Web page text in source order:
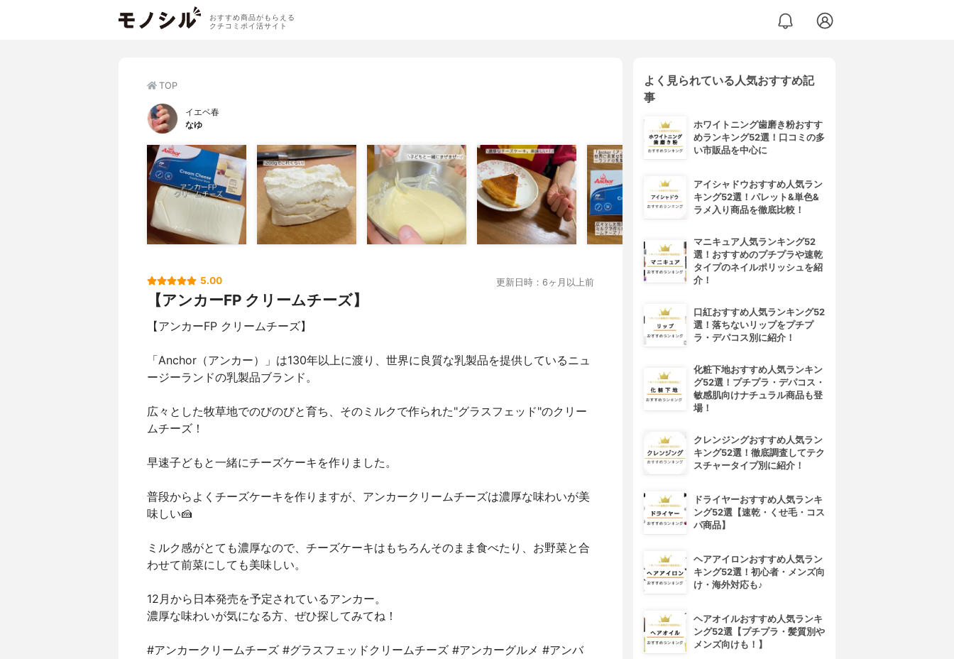
おすすめ商品がもらえる
クチコミポイ活サイト
TOP
イエベ春
なゆ
5.00 更新日時：6ヶ月以上前
【アンカーFP クリームチーズ】
【アンカーFP クリームチーズ】
「Anchor（アンカー）」は130年以上に渡り、世界に良質な乳製品を提供しているニュ
ージーランドの乳製品ブランド。
広々とした牧草地でのびのびと育ち、そのミルクで作られた"グラスフェッド"のクリー
ムチーズ！
早速子どもと一緒にチーズケーキを作りました。
普段からよくチーズケーキを作りますが、アンカークリームチーズは濃厚な味わいが美
味しい🍰
ミルク感がとても濃厚なので、チーズケーキはもちろんそのまま食べたり、お野菜と合
わせて前菜にしても美味しい。
12月から日本発売を予定されているアンカー。
濃厚な味わいが気になる方、ぜひ探してみてね！
#アンカークリームチーズ #グラスフェッドクリームチーズ #アンカーグルメ #アンバ
よく見られている人気おすすめ記
事
ホワイトニング歯磨き粉おすす
めランキング52選！口コミの多
い市販品を中心に
アイシャドウおすすめ人気ラン
キング52選！パレット&単色&
ラメ入り商品を徹底比較！
マニキュア人気ランキング52
選！おすすめのプチプラや速乾
タイプのネイルポリッシュを紹
介！
口紅おすすめ人気ランキング52
選！落ちないリップをプチプ
ラ・デパコス別に紹介！
化粧下地おすすめ人気ランキン
グ52選！プチプラ・デパコス・
敏感肌向けナチュラル商品も登
場！
クレンジングおすすめ人気ラン
キング52選！徹底調査してテク
スチャータイプ別に紹介！
ドライヤーおすすめ人気ランキ
ング52選【速乾・くせ毛・コス
パ商品】
ヘアアイロンおすすめ人気ラン
キング52選！初心者・メンズ向
け・海外対応も♪
ヘアオイルおすすめ人気ランキ
ング52選【プチプラ・髪質別や
メンズ向けも！】